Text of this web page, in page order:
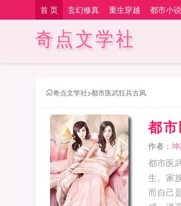
首 页 玄幻修真 重生穿越 都市小说
奇点文学社
奇点文学社>都市医武狂兵古风
都
作者：
都市医
生。家
而自己